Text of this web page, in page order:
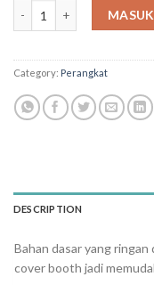
Category: Perangkat
DESCRIPTION
Bahan dasar yang
cover booth jadi